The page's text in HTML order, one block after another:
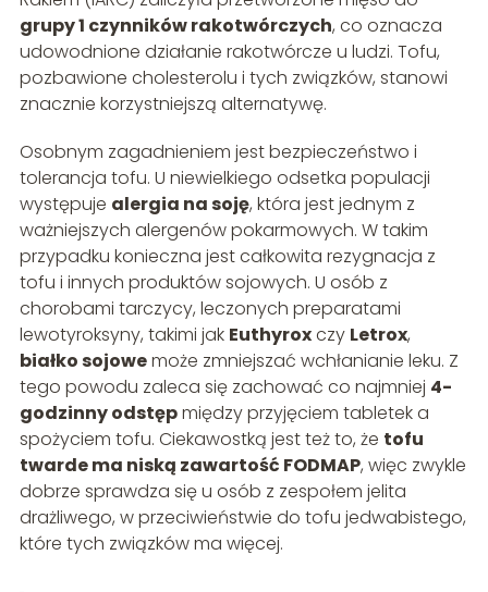
grupy 1 czynników rakotwórczych, co oznacza
udowodnione działanie rakotwórcze u ludzi. Tofu,
pozbawione cholesterolu i tych związków, stanowi
znacznie korzystniejszą alternatywę.
Osobnym zagadnieniem jest bezpieczeństwo i
tolerancja tofu. U niewielkiego odsetka populacji
występuje alergia na soję, która jest jednym z
ważniejszych alergenów pokarmowych. W takim
przypadku konieczna jest całkowita rezygnacja z
tofu i innych produktów sojowych. U osób z
chorobami tarczycy, leczonych preparatami
lewotyroksyny, takimi jak Euthyroxczy Letrox,
białko sojowemoże zmniejszać wchłanianie leku. Z
tego powodu zaleca się zachować co najmniej 4-
godzinny odstępmiędzy przyjęciem tabletek a
spożyciem tofu. Ciekawostką jest też to, że tofu
twarde ma niską zawartość FODMAP, więc zwykle
dobrze sprawdza się u osób z zespołem jelita
drażliwego, w przeciwieństwie do tofu jedwabistego,
które tych związków ma więcej.